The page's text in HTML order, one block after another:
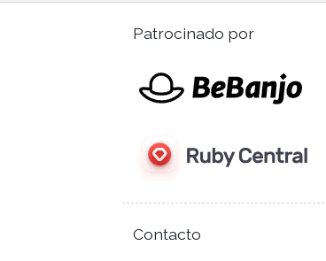
Patrocinado por
Contacto